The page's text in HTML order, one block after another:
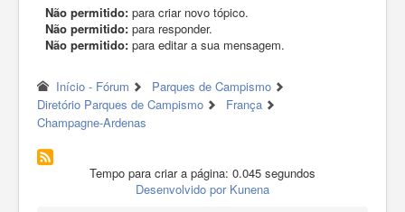
Não permitido: para criar novo tópico.
Não permitido: para responder.
Não permitido: para editar a sua mensagem.
Início - Fórum
Parques de Campismo
Diretório Parques de Campismo
França
Champagne-Ardenas
Tempo para criar a página: 0.045 segundos
Desenvolvido por Kunena